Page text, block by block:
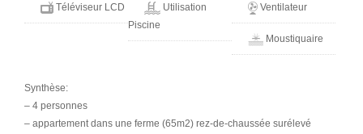
Téléviseur LCD
Utilisation
Piscine
Ventilateur
Moustiquaire
Synthèse:
– 4 personnes
– appartement dans une ferme (65m2) rez-de-chaussée surélevé